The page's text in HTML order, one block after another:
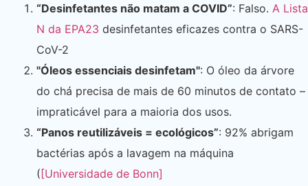
“Desinfetantes não matam a COVID”: Falso. A Lista
N da EPA23 desinfetantes eficazes contra o SARS-
CoV-2
"Óleos essenciais desinfetam": O óleo da árvore
do chá precisa de mais de 60 minutos de contato –
impraticável para a maioria dos usos.
“Panos reutilizáveis ​​= ecológicos”: 92% abrigam
bactérias após a lavagem na máquina
([Universidade de Bonn]